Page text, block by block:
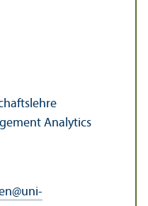
Analytics
@uni-